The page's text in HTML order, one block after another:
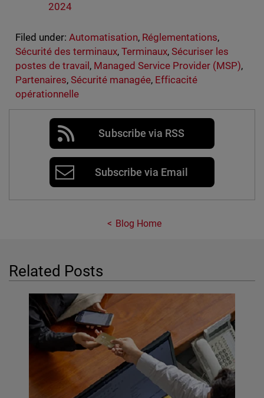
2024
Filed under: Automatisation, Réglementations,
Sécurité des terminaux, Terminaux,Sécuriser les
postes de travail , Managed Service Provider (MSP),
Partenaires, Sécurité managée, Efficacité
opérationnelle
Subscribe via RSS
Subscribe via Email
Blog Home
Related Posts